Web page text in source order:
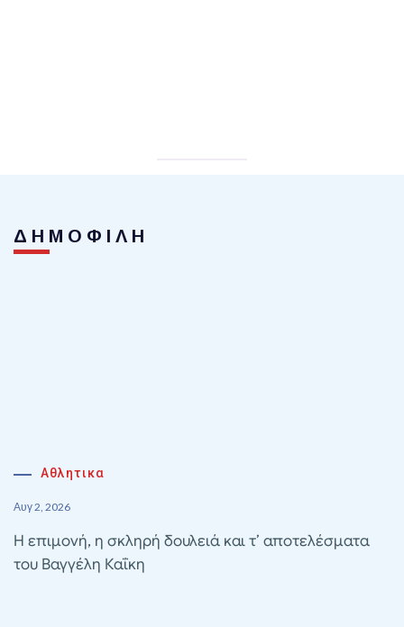
ΔΗΜΟΦΙΛΗ
Αθλητικα
Αυγ 2, 2026
Η επιμονή, η σκληρή δουλειά και τ’ αποτελέσματα
του Βαγγέλη Καΐκη